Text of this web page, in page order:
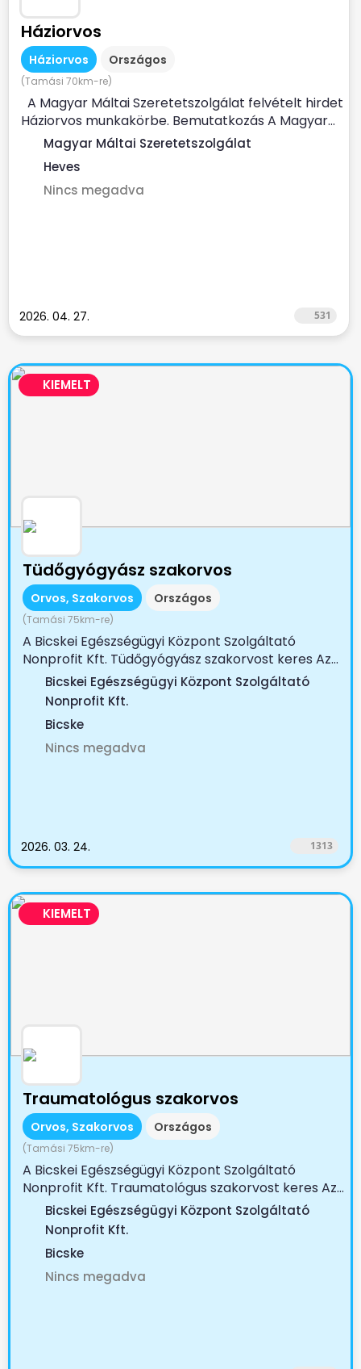
Háziorvos
Háziorvos Országos
(Tamási 70km-re)
A Magyar Máltai Szeretetszolgálat felvételt hirdet
Háziorvos munkakörbe. Bemutatkozás A Magyar...
Magyar Máltai Szeretetszolgálat
Heves
Nincs megadva
2026. 04. 27. 531
KIEMELT
Tüdőgyógyász szakorvos
Orvos, Szakorvos Országos
(Tamási 75km-re)
A Bicskei Egészségügyi Központ Szolgáltató
Nonprofit Kft. Tüdőgyógyász szakorvost keres Az...
Bicskei Egészségügyi Központ Szolgáltató
Nonprofit Kft.
Bicske
Nincs megadva
2026. 03. 24. 1313
KIEMELT
Traumatológus szakorvos
Orvos, Szakorvos Országos
(Tamási 75km-re)
A Bicskei Egészségügyi Központ Szolgáltató
Nonprofit Kft. Traumatológus szakorvost keres Az...
Bicskei Egészségügyi Központ Szolgáltató
Nonprofit Kft.
Bicske
Nincs megadva